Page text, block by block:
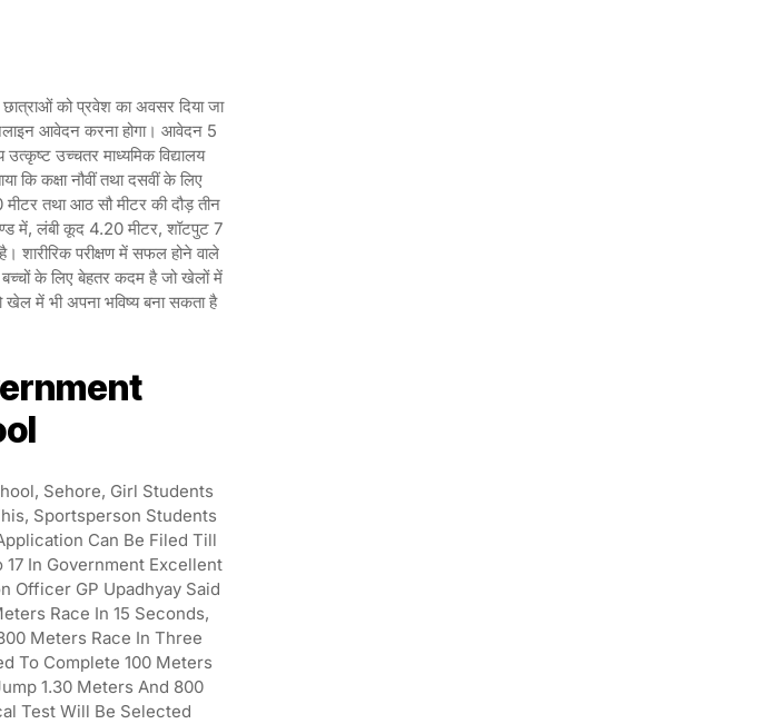
को प्रवेश का अवसर दिया जा
आवेदन करना होगा। आवेदन 5
उच्चतर माध्यमिक विद्यालय
कि कक्षा नौवीं तथा दसवीं के लिए
तथा आठ सौ मीटर की दौड़ तीन
में, लंबी कूद 4.20 मीटर, शॉटपुट 7
शारीरिक परीक्षण में सफल होने वाले
बच्चों के लिए बेहतर कदम है जो खेलों में
में भी अपना भविष्य बना सकता है
Sehore, Girl Students
Sportsperson Students
Can Be Filed Till
In Government Excellent
Officer GP Upadhyay Said
Race In 15 Seconds,
Meters Race In Three
To Complete 100 Meters
1.30 Meters And 800
Test Will Be Selected